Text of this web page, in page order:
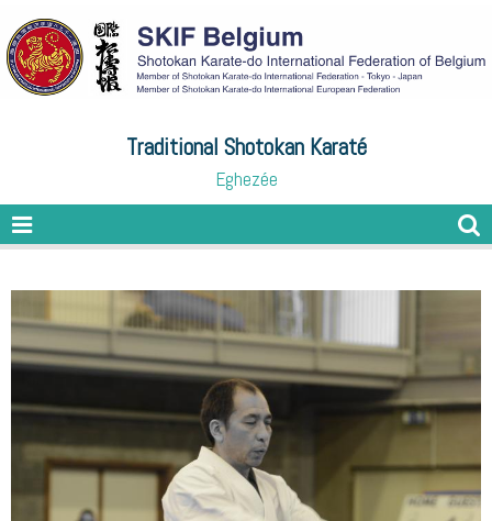
Traditional Shotokan Karaté
Eghezée